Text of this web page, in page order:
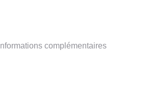
Informations complémentaires